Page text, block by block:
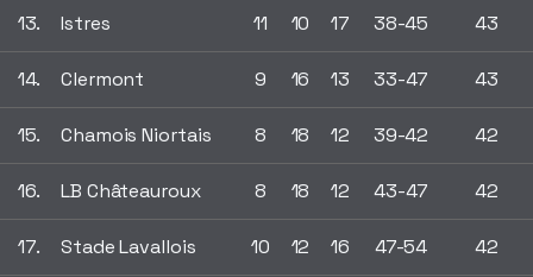
13. Istres 11 10 17 38-45 43
14. Clermont 9 16 13 33-47 43
15. Chamois Niortais 8 18 12 39-42 42
16. LB Châteauroux 8 18 12 43-47 42
17. Stade Lavallois 10 12 16 47-54 42